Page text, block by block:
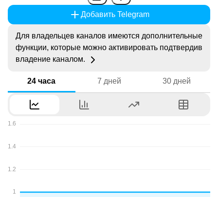
Добавить Telegram
Для владельцев каналов имеются дополнительные
функции, которые можно активировать подтвердив
владение каналом.
24 часа 7 дней 30 дней